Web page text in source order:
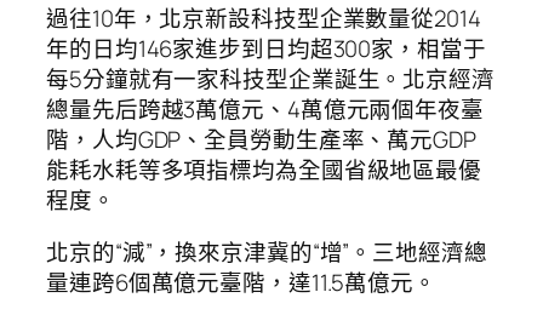
過往10年，北京新設科技型企業數量從2014
年的日均146家進步到日均超300家，相當于
每5分鐘就有一家科技型企業誕生。北京經濟
總量先后跨越3萬億元、4萬億元兩個年夜臺
階，人均GDP、全員勞動生產率、萬元GDP
能耗水耗等多項指標均為全國省級地區最優
程度。
北京的“減”，換來京津冀的“增”。三地經濟總
量連跨6個萬億元臺階，達11.5萬億元。